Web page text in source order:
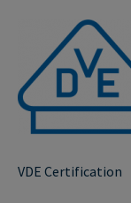
VDE Certification